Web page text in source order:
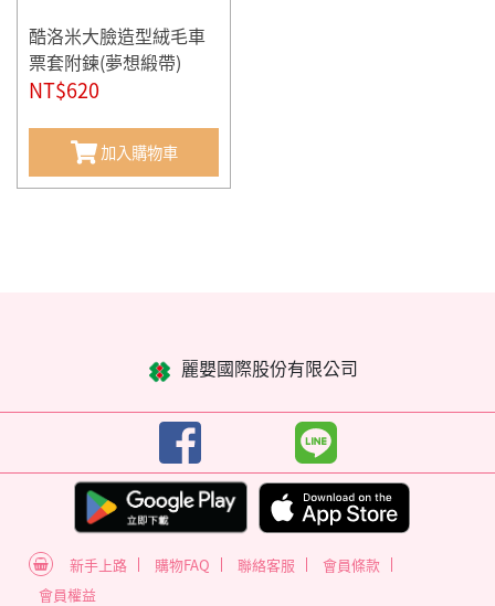
酷洛米大臉造型絨毛車
票套附鍊(夢想緞帶)
NT$620
加入購物車
麗嬰國際股份有限公司
新手上路 購物FAQ 聯絡客服
會員條款
會員權益